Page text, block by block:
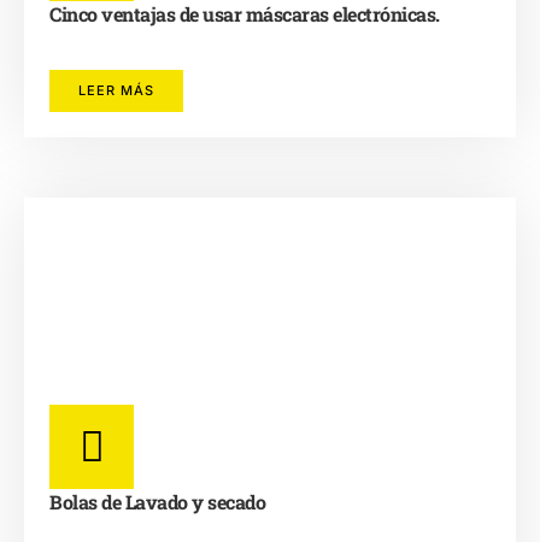
Cinco ventajas de usar máscaras electrónicas.
LEER MÁS
Bolas de Lavado y secado